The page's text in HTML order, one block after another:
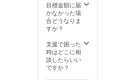
ださい。
目標金額に届
かなかった場
合どうなりま
すか？
支援で困った
時はどこに相
談したらいい
ですか？